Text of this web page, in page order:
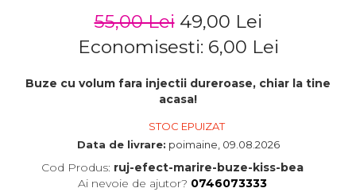
55,00 Lei 49,00 Lei
Economisesti: 6,00 Lei
Buze cu volum fara injectii dureroase, chiar la tine
acasa!
STOC EPUIZAT
Data de livrare: poimaine, 09.08.2026
Cod Produs: ruj-efect-marire-buze-kiss-bea
Ai nevoie de ajutor? 0746073333